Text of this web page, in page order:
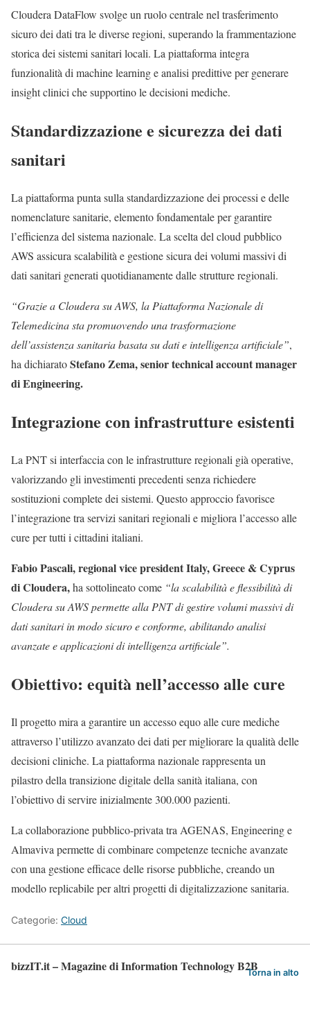
Cloudera DataFlow svolge un ruolo centrale nel trasferimento
sicuro dei dati tra le diverse regioni, superando la frammentazione
storica dei sistemi sanitari locali. La piattaforma integra
funzionalità di machine learning e analisi predittive per generare
insight clinici che supportino le decisioni mediche.
Standardizzazione e sicurezza dei dati
sanitari
La piattaforma punta sulla standardizzazione dei processi e delle
nomenclature sanitarie, elemento fondamentale per garantire
l’efficienza del sistema nazionale. La scelta del cloud pubblico
AWS assicura scalabilità e gestione sicura dei volumi massivi di
dati sanitari generati quotidianamente dalle strutture regionali.
“Grazie a Cloudera su AWS, la Piattaforma Nazionale di
Telemedicina sta promuovendo una trasformazione
dell’assistenza sanitaria basata su dati e intelligenza artificiale”,
ha dichiaratoStefano Zema, senior technical account manager
di Engineering.
Integrazione con infrastrutture esistenti
La PNT si interfaccia con le infrastrutture regionali già operative,
valorizzando gli investimenti precedenti senza richiedere
sostituzioni complete dei sistemi. Questo approccio favorisce
l’integrazione tra servizi sanitari regionali e migliora l’accesso alle
cure per tutti i cittadini italiani.
Fabio Pascali, regional vice president Italy, Greece & Cyprus
di Cloudera,ha sottolineato come “la scalabilità e flessibilità di
Cloudera su AWS permette alla PNT di gestire volumi massivi di
dati sanitari in modo sicuro e conforme, abilitando analisi
avanzate e applicazioni di intelligenza artificiale”.
Obiettivo: equità nell’accesso alle cure
Il progetto mira a garantire un accesso equo alle cure mediche
attraverso l’utilizzo avanzato dei dati per migliorare la qualità delle
decisioni cliniche. La piattaforma nazionale rappresenta un
pilastro della transizione digitale della sanità italiana, con
l’obiettivo di servire inizialmente 300.000 pazienti.
La collaborazione pubblico-privata tra AGENAS, Engineering e
Almaviva permette di combinare competenze tecniche avanzate
con una gestione efficace delle risorse pubbliche, creando un
modello replicabile per altri progetti di digitalizzazione sanitaria.
Categorie: Cloud
bizzIT.it – Magazine di Information Technology B2BTorna in alto